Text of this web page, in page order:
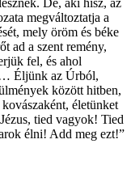
megváltoztatja a
mely öröm és béke
ad a szent remény,
fel, és ahol
… Éljünk az Úrból,
között hitben,
életünket
tied vagyok! Tied
élni! Add meg ezt!”